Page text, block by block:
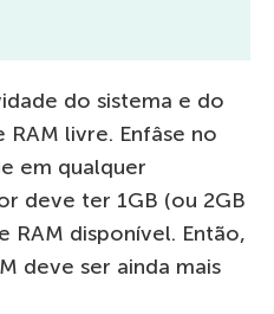
do sistema e do
livre. Enfâse no
em qualquer
deve ter 1GB (ou 2GB
RAM disponível. Então,
deve ser ainda mais